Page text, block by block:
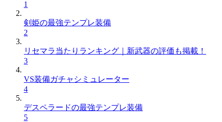
1
剣姫の最強テンプレ装備
2
リセマラ当たりランキング｜新武器の評価も掲載！
3
VS装備ガチャシミュレーター
4
デスペラードの最強テンプレ装備
5